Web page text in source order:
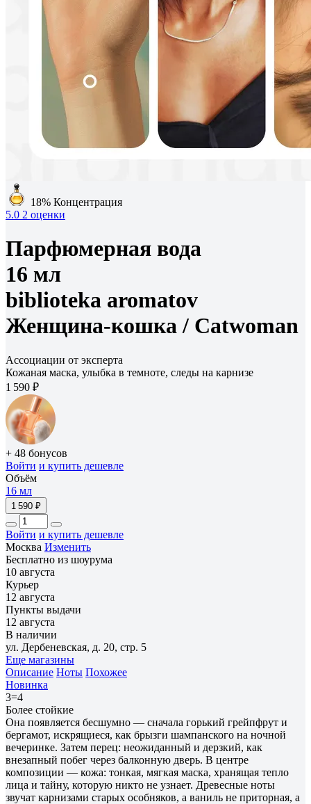
18% Концентрация
5.0 2 оценки
Парфюмерная вода
16 мл
biblioteka aromatov
Женщина-кошка / Catwoman
Ассоциации от эксперта
Кожаная маска, улыбка в темноте, следы на карнизе
1 590 ₽
+ 48 бонусов
Войти и купить дешевле
Объём
16 мл
1 590 ₽
Войти и купить дешевле
Москва Изменить
Бесплатно из шоурума
10 августа
Курьер
12 августа
Пункты выдачи
12 августа
В наличии
ул. Дербеневская, д. 20, стр. 5
Еще магазины
Описание Ноты Похожее
Новинка
3=4
Более стойкие
Она появляется бесшумно — сначала горький грейпфрут и
бергамот, искрящиеся, как брызги шампанского на ночной
вечеринке. Затем перец: неожиданный и дерзкий, как
внезапный побег через балконную дверь. В центре
композиции — кожа: тонкая, мягкая маска, хранящая тепло
лица и тайну, которую никто не узнает. Древесные ноты
звучат карнизами старых особняков, а ваниль не приторная, а